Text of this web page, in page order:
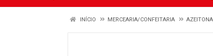
INÍCIO MERCEARIA/CONFEITARIA AZEITONA